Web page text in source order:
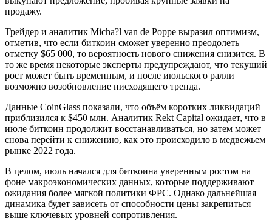
продажу.
Трейдер и аналитик Micha?l van de Poppe выразил оптимизм,
отметив, что если биткоин сможет уверенно преодолеть
отметку $65 000, то вероятность нового снижения снизится. В
то же время некоторые эксперты предупреждают, что текущий
рост может быть временным, и после июльского ралли
возможно возобновление нисходящего тренда.
Данные CoinGlass показали, что объём коротких ликвидаций
приблизился к $450 млн. Аналитик Rekt Capital ожидает, что в
июле биткоин продолжит восстанавливаться, но затем может
снова перейти к снижению, как это происходило в медвежьем
рынке 2022 года.
В целом, июль начался для биткоина уверенным ростом на
фоне макроэкономических данных, которые поддерживают
ожидания более мягкой политики ФРС. Однако дальнейшая
динамика будет зависеть от способности цены закрепиться
выше ключевых уровней сопротивления.